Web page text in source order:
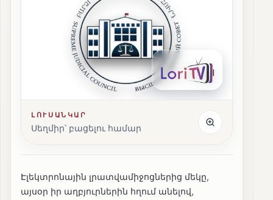
ԼՈՒՍԱՆԿԱՐ
Սեղմիր՝ բացելու համար
Էլեկտրոնային լրատվամիջոցներից մեկը,
այսօր իր աղբյուրներին հղում անելով,